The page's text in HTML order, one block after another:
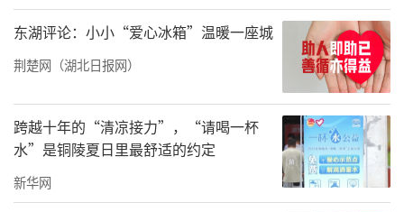
东湖评论：小小“爱心冰箱”温暖一座城
荆楚网（湖北日报网）
跨越十年的“清凉接力”，“请喝一杯
水”是铜陵夏日里最舒适的约定
新华网